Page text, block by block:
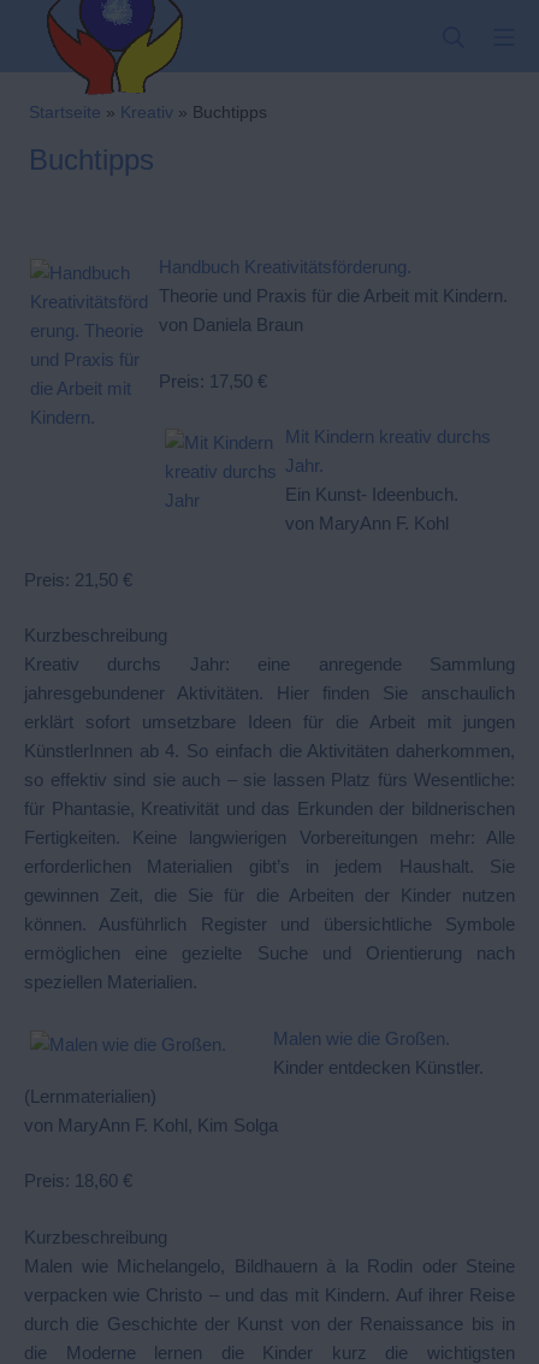
springen
Kindergarten-
Startseite » Kreativ » Buchtipps
Buchtipps
Handbuch Kreativitätsförderung.
Theorie und Praxis für die Arbeit mit Kindern.
von Daniela Braun
Preis: 17,50 €
Mit Kindern kreativ durchs
Jahr.
Ein Kunst- Ideenbuch.
von MaryAnn F. Kohl
Preis: 21,50 €
Kurzbeschreibung
Kreativ durchs Jahr: eine anregende Sammlung
jahresgebundener Aktivitäten. Hier finden Sie anschaulich
erklärt sofort umsetzbare Ideen für die Arbeit mit jungen
KünstlerInnen ab 4. So einfach die Aktivitäten daherkommen,
so effektiv sind sie auch – sie lassen Platz fürs Wesentliche:
für Phantasie, Kreativität und das Erkunden der bildnerischen
Fertigkeiten. Keine langwierigen Vorbereitungen mehr: Alle
erforderlichen Materialien gibt’s in jedem Haushalt. Sie
gewinnen Zeit, die Sie für die Arbeiten der Kinder nutzen
können. Ausführlich Register und übersichtliche Symbole
ermöglichen eine gezielte Suche und Orientierung nach
speziellen Materialien.
Malen wie die Großen.
Kinder entdecken Künstler.
(Lernmaterialien)
von MaryAnn F. Kohl, Kim Solga
Preis: 18,60 €
Kurzbeschreibung
Malen wie Michelangelo, Bildhauern à la Rodin oder Steine
verpacken wie Christo – und das mit Kindern. Auf ihrer Reise
durch die Geschichte der Kunst von der Renaissance bis in
die Moderne lernen die Kinder kurz die wichtigsten